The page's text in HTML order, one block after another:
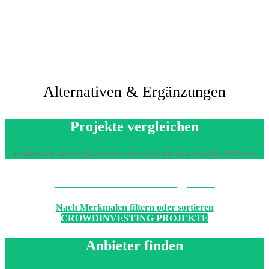
Alternativen & Ergänzungen
Projekte vergleichen
Finden Sie hier direkt weitere Investitionschancen aller Anbieter
Nach Merkmalen filtern oder sortieren
CROWDINVESTING PROJEKTE
Anbieter finden